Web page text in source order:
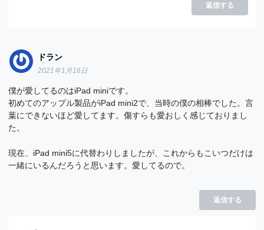
返信する
ドラン
2021年1月16日
僕が愛してるのはiPad miniです。
初めてのアップル製品がiPad mini2で、当時の僕の相棒でした。言
葉にできないほど愛してます。傷すらも愛おしく感じておりまし
た。
現在、iPad mini5に代替わりしましたが、これからもこいつだけは
一緒にいるんだろうと思います。愛してるので。
返信する